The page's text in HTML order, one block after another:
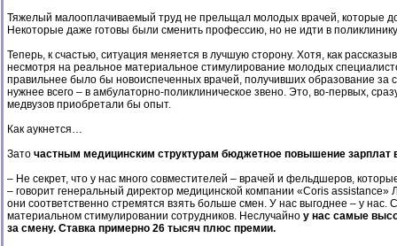
Тяжелый малооплачиваемый труд не прельщал молодых врачей, которые
Некоторые даже готовы были сменить профессию, но не идти в
Теперь, к счастью, ситуация меняется в лучшую сторону. Хотя, как
несмотря на реальное материальное стимулирование молодых
правильнее было бы новоиспеченных врачей, получивших образование за
нужнее всего – в амбулаторно-поликлиническое звено. Это, во-первых,
медвузов приобретали бы опыт.
Как аукнется…
Зато частным медицинским структурам бюджетное повышение зарплат
– Не секрет, что у нас много совместителей – врачей и фельдшеров,
– говорит генеральный директор медицинской компании «Coris
они соответственно стремятся взять больше смен. У нас выгоднее – у нас.
материальном стимулировании сотрудников. Неслучайно у нас самые
за смену. Ставка примерно 26 тысяч плюс премии.